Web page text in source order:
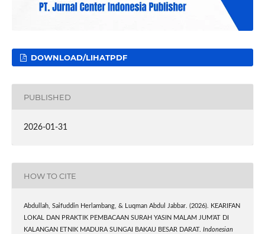
DOWNLOAD/LIHATPDF
PUBLISHED
2026-01-31
HOW TO CITE
Abdullah, Saifuddin Herlambang, & Luqman Abdul Jabbar. (2026). KEARIFAN
LOKAL DAN PRAKTIK PEMBACAAN SURAH YASIN MALAM JUM’AT DI
KALANGAN ETNIK MADURA SUNGAI BAKAU BESAR DARAT. Indonesian